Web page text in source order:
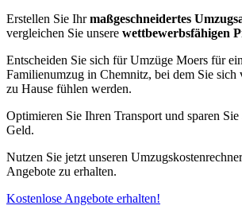
Erstellen Sie Ihrmaßgeschneidertes
vergleichen Sie unsere wettbewerbsfähigen
Entscheiden Sie sich für Umzüge Moers für
Familienumzug in Chemnitz, bei dem Sie
zu Hause fühlen werden.
Optimieren Sie Ihren Transport und sparen
Geld.
Nutzen Sie jetzt unseren
Angebote zu erhalten.
Kostenlose Angebote erhalten!